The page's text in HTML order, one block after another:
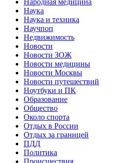
Наука
Наука и техника
Научпоп
Недвижимость
Новости
Новости ЗОЖ
Новости медицины
Новости Москвы
Новости путешествий
Ноутбуки и ПК
Образование
Общество
Около спорта
Отдых в России
Отдых за границей
ПДД
Политика
Происшествия